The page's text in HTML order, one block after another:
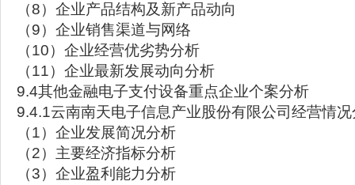
（8）企业产品结构及新产品动向
（9）企业销售渠道与网络
（10）企业经营优劣势分析
（11）企业最新发展动向分析
9.4其他金融电子支付设备重点企业个案分析
9.4.1云南南天电子信息产业股份有限公司经营情
（1）企业发展简况分析
（2）主要经济指标分析
（3）企业盈利能力分析